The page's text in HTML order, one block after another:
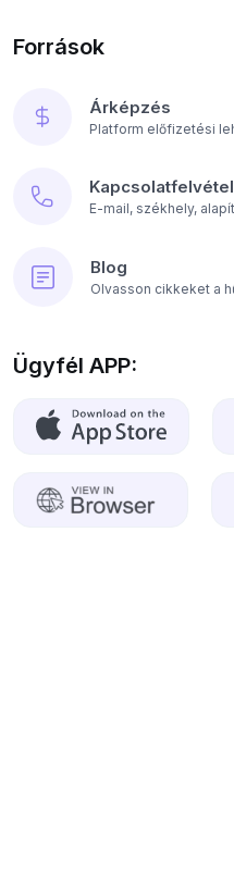
Források
Árképzés
Platform előfizetési
Kapcsolatfelvétel
E-mail, székhely,
Blog
Olvasson cikkeket a
Ügyfél APP: